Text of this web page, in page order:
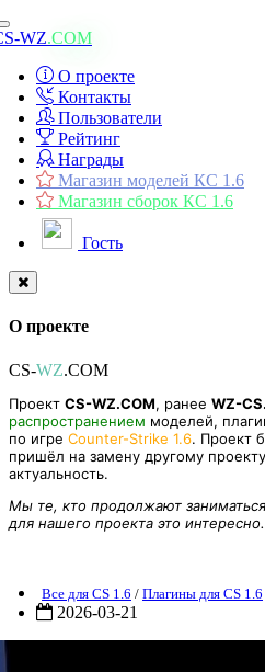
Toggle
navigation
WZ.COM
О проекте
Контакты
Пользователи
Рейтинг
Награды
Магазин моделей КС 1.6
Магазин сборок КС 1.6
Гость
О проекте
CS-WZ.COM
Проект CS-WZ.COM, ранее WZ-
распространением моделей,
по игре Counter-Strike 1.6. Проект
пришёл на замену другому
актуальность.
Мы те, кто продолжают
для нашего проекта это интересно.
Все для CS 1.6 / Плагины для CS 1.6
2026-03-21